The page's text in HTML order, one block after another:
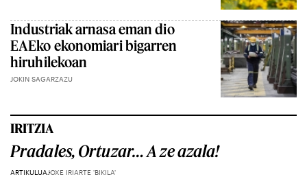
Industriak arnasa eman dio
EAEko ekonomiari bigarren
hiruhilekoan
JOKIN SAGARZAZU
IRITZIA
Pradales, Ortuzar… A ze azala!
ARTIKULUA JOXE IRIARTE 'BIKILA'